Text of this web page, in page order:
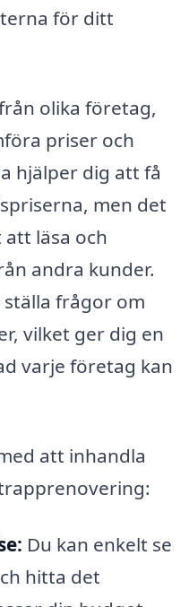
för ditt
olika företag,
priser och
hjälper dig att få
men det
läsa och
andra kunder.
frågor om
vilket ger dig en
varje företag kan
att inhandla
Du kan enkelt se
hitta det